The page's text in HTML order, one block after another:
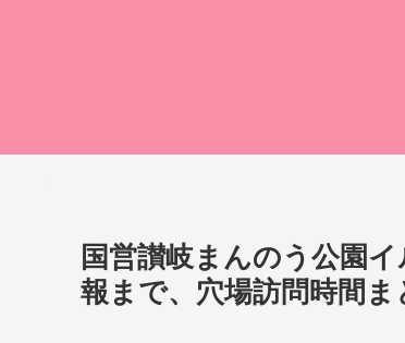
国営讃岐まんのう公園
報まで、穴場訪問時間